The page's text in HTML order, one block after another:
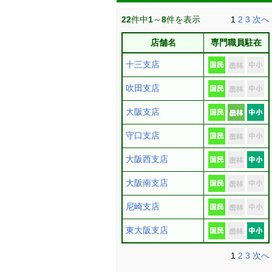
22件中1～8件を表示 1 2 3 次へ
店舗名 専門職員駐在
十三支店
吹田支店
大阪支店
守口支店
大阪西支店
大阪南支店
尼崎支店
東大阪支店
1 2 3 次へ